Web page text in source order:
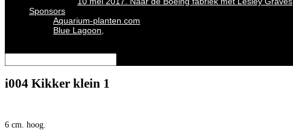
Sponsors
Aquarium-planten.com
Blue Lagoon,
i004 Kikker klein 1
6 cm. hoog.